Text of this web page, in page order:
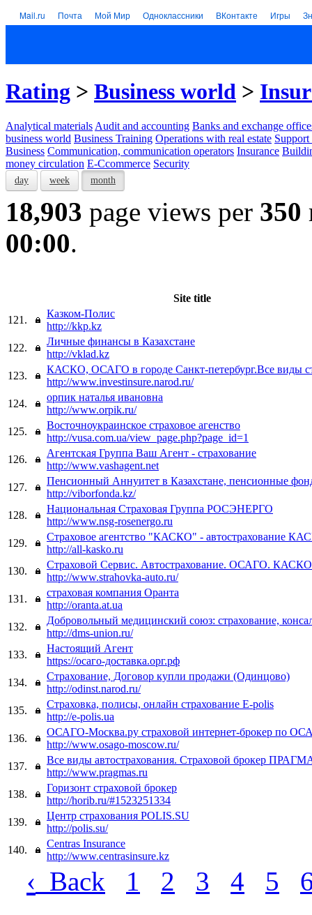
Mail.ru Почта Мой Мир Одноклассники ВКонтакте Игры
Rating > Business world >
Analytical materials Audit and accounting Banks and exchange
business world Business Training Operations with real estate Support
Business Communication, communication operators Insurance
money circulation E-Ccommerce Security
day week month
18,903 page views per 350
00:00.
Site title
121.
Казком-Полис
http://kkp.kz
122.
Личные финансы в Казахстане
http://vklad.kz
123.
КАСКО, ОСАГО в городе Санкт-петербург.Все виды
http://www.investinsure.narod.ru/
124.
орпик наталья ивановна
http://www.orpik.ru/
125.
Восточноукраинское страховое агенство
http://vusa.com.ua/view_page.php?page_id=1
126.
Агентская Группа Ваш Агент - страхование
http://www.vashagent.net
127.
Пенсионный Аннуитет в Казахстане, пенсионные
http://viborfonda.kz/
128.
Национальная Страховая Группа РОСЭНЕРГО
http://www.nsg-rosenergo.ru
129.
Страховое агентство "КАСКО" - автострахование
http://all-kasko.ru
130.
Страховой Сервис. Автострахование. ОСАГО. КАСКО
http://www.strahovka-auto.ru/
131.
страховая компания Оранта
http://oranta.at.ua
132.
Добровольный медицинский союз: страхование,
http://dms-union.ru/
133.
Настоящий Агент
https://осаго-доставка.орг.рф
134.
Страхование, Договор купли продажи (Одинцово)
http://odinst.narod.ru/
135.
Страховка, полисы, онлайн страхование E-polis
http://e-polis.ua
136.
ОСАГО-Москва.ру страховой интернет-брокер по
http://www.osago-moscow.ru/
137.
Все виды автострахования. Страховой брокер
http://www.pragmas.ru
138.
Горизонт страховой брокер
http://horib.ru/#1523251334
139.
Центр страхования POLIS.SU
http://polis.su/
140.
Centras Insurance
http://www.centrasinsure.kz
‹ Back 1 2 3 4 5